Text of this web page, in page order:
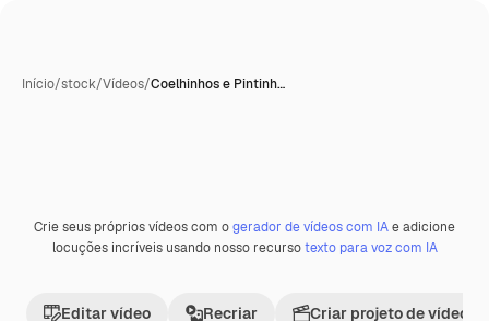
Início/stock/Vídeos/Coelhinhos e Pintinh…
Crie seus próprios vídeos com ogerador de vídeos com IAe adicione
locuções incríveis usando nosso recursotexto para voz com IA
Editar vídeo Recriar Criar projeto de vídeo